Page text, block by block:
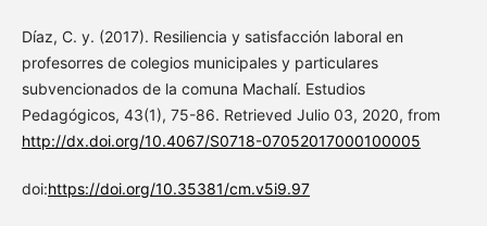
Díaz, C. y. (2017). Resiliencia y satisfacción laboral en
profesorres de colegios municipales y particulares
subvencionados de la comuna Machalí. Estudios
Pedagógicos, 43(1), 75-86. Retrieved Julio 03, 2020, from
http://dx.doi.org/10.4067/S0718-07052017000100005
doi:https://doi.org/10.35381/cm.v5i9.97